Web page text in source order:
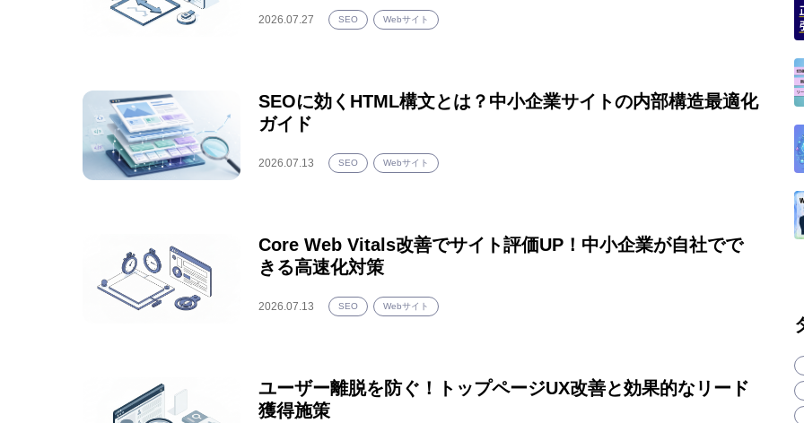
2026.07.27 SEO Webサイト
SEOに効くHTML構文とは？中小企業サイトの内部構造最適化
ガイド
2026.07.13 SEO Webサイト
Core Web Vitals改善でサイト評価UP！中小企業が自社でで
きる高速化対策
2026.07.13 SEO Webサイト
ユーザー離脱を防ぐ！トップページUX改善と効果的なリード
獲得施策